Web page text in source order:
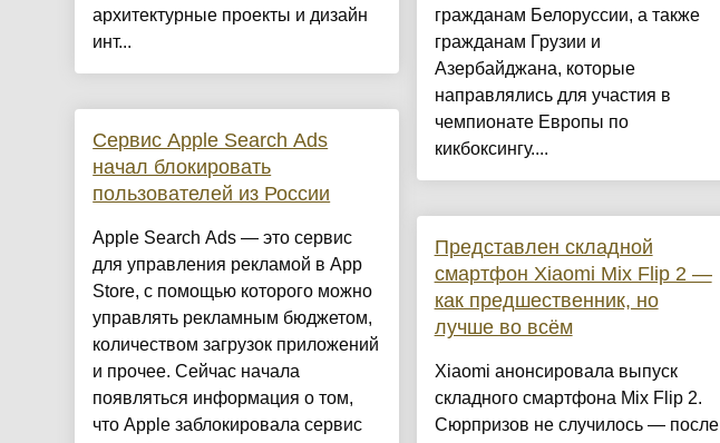
архитектурные проекты и дизайн
инт...
Сервис Apple Search Ads
начал блокировать
пользователей из России
Apple Search Ads — это сервис
для управления рекламой в App
Store, с помощью которого можно
управлять рекламным бюджетом,
количеством загрузок приложений
и прочее. Сейчас начала
появляться информация о том,
что Apple заблокировала сервис
гражданам Белоруссии, а также
гражданам Грузии и
Азербайджана, которые
направлялись для участия в
чемпионате Европы по
кикбоксингу....
Представлен складной
смартфон Xiaomi Mix Flip 2 —
как предшественник, но
лучше во всём
Xiaomi анонсировала выпуск
складного смартфона Mix Flip 2.
Сюрпризов не случилось — после